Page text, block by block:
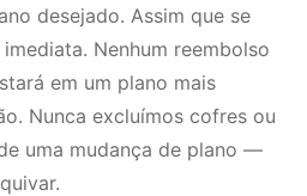
desejado. Assim que se
Nenhum reembolso
em um plano mais
Nunca excluímos cofres ou
uma mudança de plano —